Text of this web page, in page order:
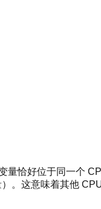
量恰好位于同一个
。这意味着其他